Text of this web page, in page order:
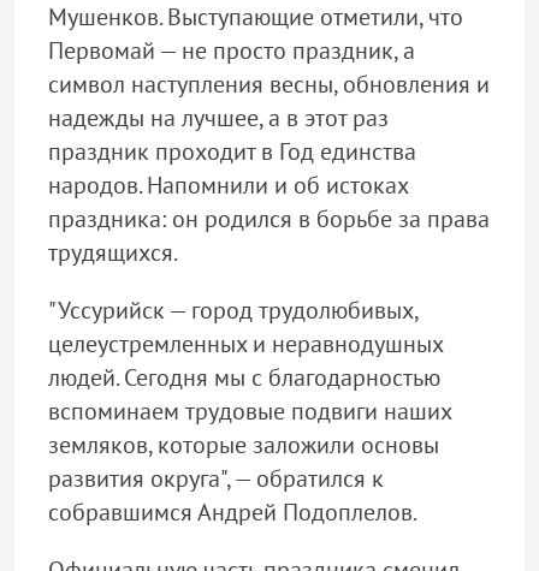
Мушенков. Выступающие отметили, что
Первомай — не просто праздник, а
символ наступления весны, обновления и
надежды на лучшее, а в этот раз
праздник проходит в Год единства
народов. Напомнили и об истоках
праздника: он родился в борьбе за права
трудящихся.
"Уссурийск — город трудолюбивых,
целеустремленных и неравнодушных
людей. Сегодня мы с благодарностью
вспоминаем трудовые подвиги наших
земляков, которые заложили основы
развития округа", — обратился к
собравшимся Андрей Подоплелов.